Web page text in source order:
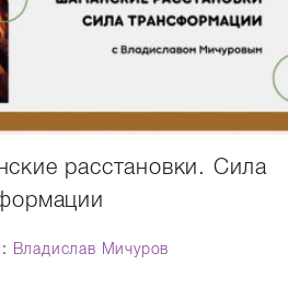
расстановки. Сила
Владислав Мичуров